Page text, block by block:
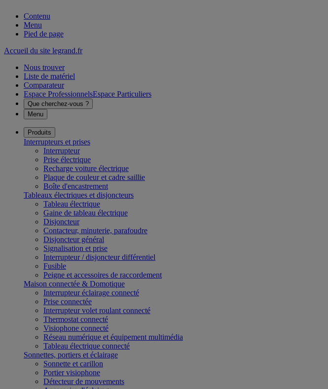
Contenu
Menu
Pied de page
Accueil du site legrand.fr
Nous trouver
Liste de matériel
Comparateur
Espace ProfessionnelsEspace Particuliers
Que cherchez-vous ?
Menu
Produits
Interrupteurs et prises
Interrupteur
Prise électrique
Recharge voiture électrique
Plaque de couleur et cadre saillie
Boîte d'encastrement
Tableaux électriques et disjoncteurs
Tableau électrique
Gaine de tableau électrique
Disjoncteur
Contacteur, minuterie, parafoudre
Disjoncteur général
Signalisation et prise
Interrupteur / disjoncteur différentiel
Fusible
Peigne et accessoires de raccordement
Maison connectée & Domotique
Interrupteur éclairage connecté
Prise connectée
Interrupteur volet roulant connecté
Thermostat connecté
Visiophone connecté
Réseau numérique et équipement multimédia
Tableau électrique connecté
Sonnettes, portiers et éclairage
Sonnette et carillon
Portier visiophone
Détecteur de mouvements